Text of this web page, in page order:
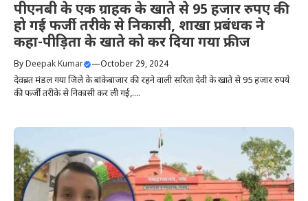
पीएनबी के एक ग्राहक के खाते से 95 हजार रुपए की
हो गई फर्जी तरीके से निकासी, शाखा प्रबंधक ने
कहा-पीड़िता के खाते को कर दिया गया फ्रीज
ByDeepak Kumar —October 29, 2024
देवब्रत मंडल गया जिले के बांकेबाजार की रहने वाली सरिता देवी के खाते से 95 हजार रुपये
की फर्जी तरीके से निकासी कर ली गई,....